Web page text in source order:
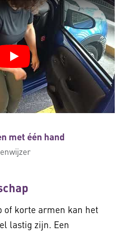
met één hand
of korte armen kan het
lastig zijn. Een